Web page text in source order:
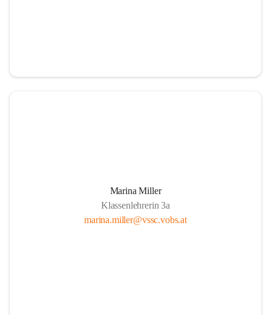
Marina Miller
Klassenlehrerin 3a
marina.miller@vssc.vobs.at